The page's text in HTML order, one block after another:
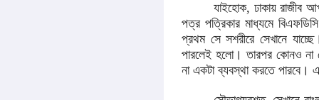
যাইহোক, ঢাকায় রাজীব
পত্র পত্রিকার মাধ্যমে
প্রথম সে সশরীরে সেখানে যাচ্ছে
পারলেই হলো।তারপর কোনও না
না একটা ব্যবস্থা করতে পারবে।